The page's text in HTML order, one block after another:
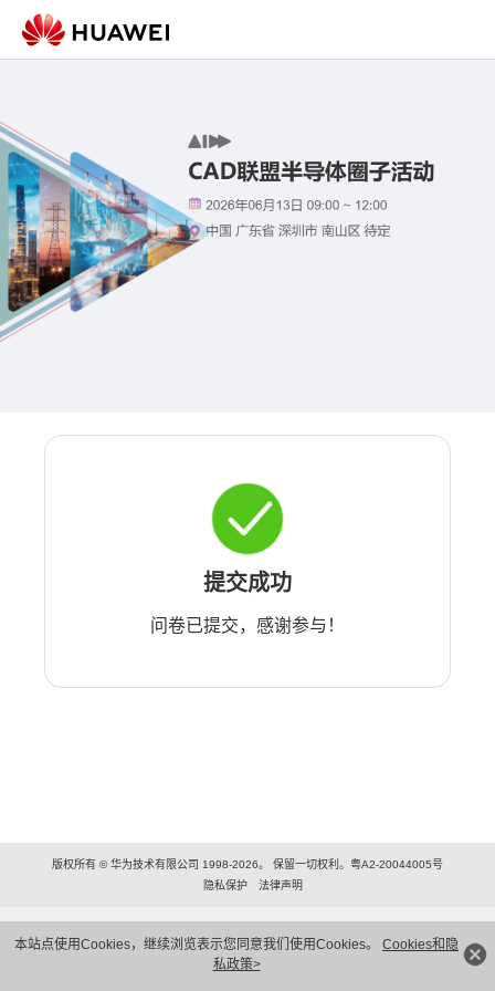
本站点使用Cookies，继续浏览表示您同意我们使用Cookies。 Cookies和隐
私政策>
提交成功
问卷已提交，感谢参与！
版权所有 © 华为技术有限公司 1998-2026。 保留一切权利。粤A2-20044005号
隐私保护
法律声明